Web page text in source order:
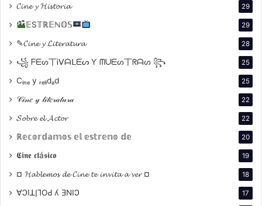
de Martín Benchimol, una coproducción con Francia y
España que retrata la vida cotidiana de una comunidad
Por su parte,
Williams, una coproducción
𝓒𝓲𝓷𝓮 𝔂 𝓗𝓲𝓼𝓽𝓸𝓻𝓲𝓪 29
𝔼S𝕋ℝ𝔼ℕ𝕆𝕊 29
✎𝓒𝓲𝓷𝓮 𝔂 𝓛𝓲𝓽𝓮𝓻𝓪𝓽𝓾𝓻𝓪 28
꧁ ᖴᗴᔕ丅Ꭵᐯᗩᒪᗴᔕ Ƴ ᗰᑌᗴᔕ丅ᖇᗩᔕ ꧂ 25
Cᵢₙₑ y ᵣₑₗᵢdₐd 25
𝒞𝒾𝓃𝑒 𝓎 𝓁𝒾𝓉𝑒𝓇𝒶𝓉𝓊𝓇𝒶 22
𝓢𝓸𝓫𝓻𝓮 𝓮𝓵 𝓐𝓬𝓽𝓸𝓻 22
ℝ𝕖𝕔𝕠𝕣𝕕𝕒𝕞𝕠𝕤 𝕖𝕝 𝕖𝕤𝕥𝕣𝕖𝕟𝕠 𝕕𝕖 20
𝕮𝖎𝖓𝖊 𝖈𝖑á𝖘𝖎𝖈𝖔 19
¤ 𝓗𝓪𝓫𝓵𝓮𝓶𝓸𝓼 𝓭𝓮 𝓒𝓲𝓷𝓮 𝓽𝓮 𝓲𝓷𝓿𝓲𝓽𝓪 𝓪 𝓿𝓮𝓻 ¤ 18
∀ϽIꓕI̗⅂OԀ ʎ ƎNIϽ 17